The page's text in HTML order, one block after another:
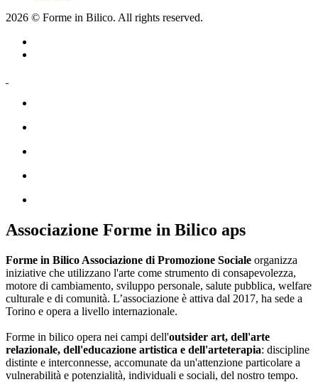
2026 © Forme in Bilico. All rights reserved.
Associazione Forme in Bilico aps
Forme in Bilico Associazione di Promozione Sociale organizza
iniziative che utilizzano l'arte come strumento di consapevolezza,
motore di cambiamento, sviluppo personale, salute pubblica, welfare
culturale e di comunità. L’associazione è attiva dal 2017, ha sede a
Torino e opera a livello internazionale.
Forme in bilico opera nei campi dell'outsider art, dell'arte
relazionale, dell'educazione artistica e dell'arteterapia: discipline
distinte e interconnesse, accomunate da un'attenzione particolare a
vulnerabilità e potenzialità, individuali e sociali, del nostro tempo.